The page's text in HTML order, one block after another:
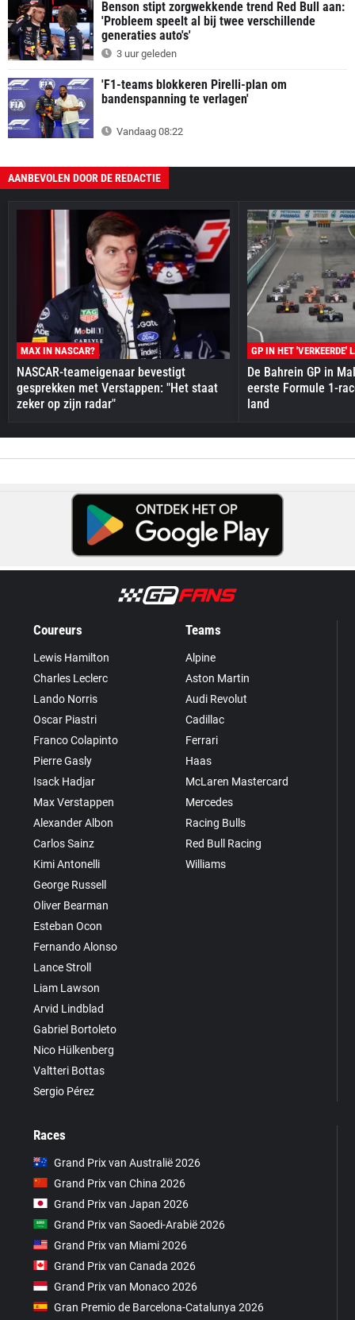
Benson stipt zorgwekkende trend Red Bull aan:
'Probleem speelt al bij twee verschillende
generaties auto's'
3 uur geleden
'F1-teams blokkeren Pirelli-plan om
bandenspanning te verlagen'
Vandaag 08:22
AANBEVOLEN DOOR DE REDACTIE
MAX IN NASCAR?
NASCAR-teameigenaar bevestigt
gesprekken met Verstappen: "Het staat
zeker op zijn radar"
GP IN HET 'VERKEERDE'
De Bahrein GP in
eerste Formule 1-
land
Coureurs
Lewis Hamilton
Charles Leclerc
Lando Norris
Oscar Piastri
Franco Colapinto
Pierre Gasly
Isack Hadjar
Max Verstappen
Alexander Albon
Carlos Sainz
Kimi Antonelli
George Russell
Oliver Bearman
Esteban Ocon
Fernando Alonso
Lance Stroll
Liam Lawson
Arvid Lindblad
Gabriel Bortoleto
Nico Hülkenberg
Valtteri Bottas
Sergio Pérez
Teams
Alpine
Aston Martin
Audi Revolut
Cadillac
Ferrari
Haas
McLaren Mastercard
Mercedes
Racing Bulls
Red Bull Racing
Williams
Races
Grand Prix van Australië 2026
Grand Prix van China 2026
Grand Prix van Japan 2026
Grand Prix van Saoedi-Arabië 2026
Grand Prix van Miami 2026
Grand Prix van Canada 2026
Grand Prix van Monaco 2026
Gran Premio de Barcelona-Catalunya 2026